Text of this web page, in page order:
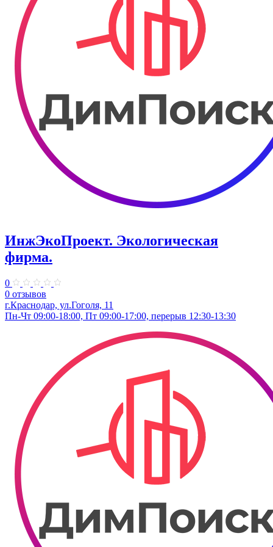
ИнжЭкоПроект. Экологическая
фирма.
0
0 отзывов
г.Краснодар, ул.Гоголя, 11
Пн-Чт 09:00-18:00, Пт 09:00-17:00, перерыв 12:30-13:30